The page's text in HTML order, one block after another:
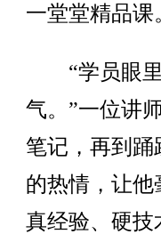
一堂堂精品课
“学员眼里
气。”一位讲
笔记，再到踊
的热情，让他
真经验、硬技